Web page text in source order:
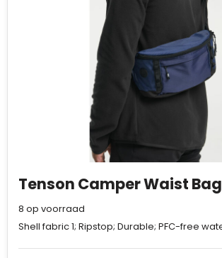
Tenson Camper Waist Bag
8 op voorraad